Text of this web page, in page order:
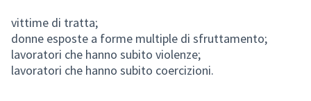
vittime di tratta;
donne esposte a forme multiple di sfruttamento;
lavoratori che hanno subito violenze;
lavoratori che hanno subito coercizioni.